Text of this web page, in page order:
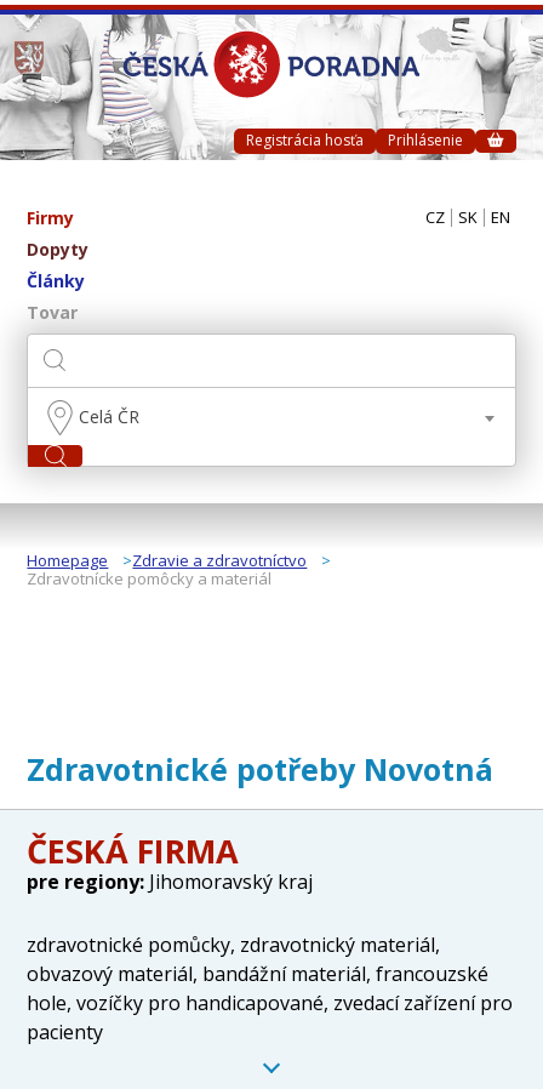
Registrácia hosťa Prihlásenie
Firmy
Dopyty
Články
Tovar
CZ SK EN
Celá ČR
Homepage
Zdravie a zdravotníctvo
Zdravotnícke pomôcky a materiál
Zdravotnické potřeby Novotná
ČESKÁ FIRMA
pre regiony: Jihomoravský kraj
zdravotnické pomůcky, zdravotnický materiál,
obvazový materiál, bandážní materiál, francouzské
hole, vozíčky pro handicapované, zvedací zařízení pro
pacienty